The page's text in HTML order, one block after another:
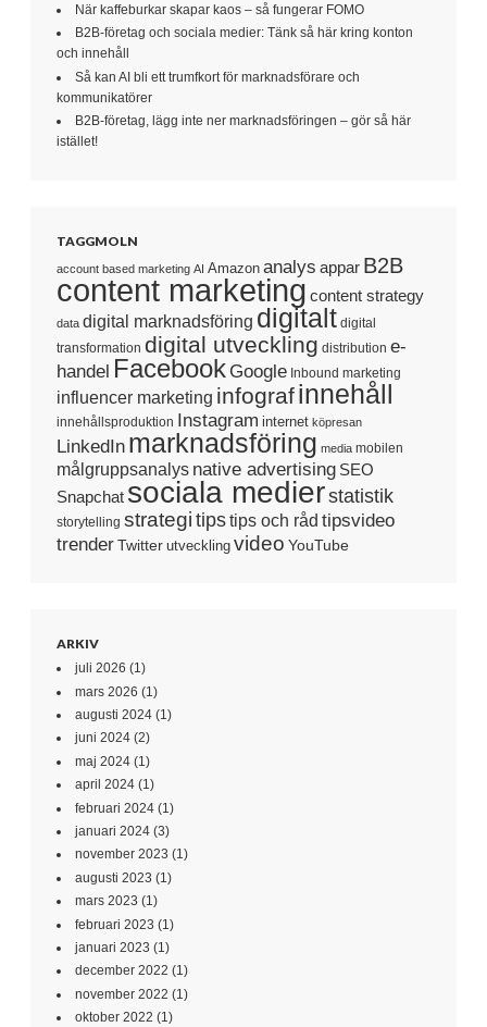
När kaffeburkar skapar kaos – så fungerar FOMO
B2B-företag och sociala medier: Tänk så här kring konton
och innehåll
Så kan AI bli ett trumfkort för marknadsförare och
kommunikatörer
B2B-företag, lägg inte ner marknadsföringen – gör så här
istället!
TAGGMOLN
account based marketing AI Amazon analys appar B2B
content marketing content strategy
data digital marknadsföring digitalt digital
transformation digital utveckling distribution e-
handel Facebook Google Inbound marketing
influencer marketing infografinnehåll
innehållsproduktion Instagram internet köpresan
LinkedIn marknadsföring media mobilen
målgruppsanalys native advertising SEO
Snapchat sociala medierstatistik
storytelling strategi tipstips och råd tipsvideo
trenderTwitter utveckling video YouTube
ARKIV
juli 2026 (1)
mars 2026 (1)
augusti 2024 (1)
juni 2024 (2)
maj 2024 (1)
april 2024 (1)
februari 2024 (1)
januari 2024 (3)
november 2023 (1)
augusti 2023 (1)
mars 2023 (1)
februari 2023 (1)
januari 2023 (1)
december 2022 (1)
november 2022 (1)
oktober 2022 (1)